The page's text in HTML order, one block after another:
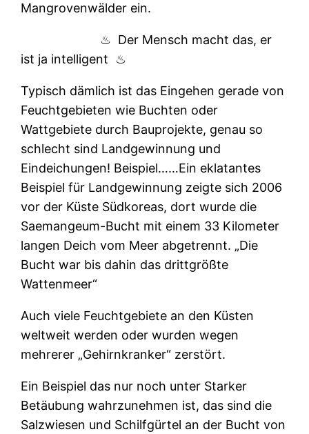
Mangrovenwälder ein.
♨ Der Mensch macht das, er
ist ja intelligent
♨
Typisch dämlich ist das Eingehen gerade von
Feuchtgebieten wie Buchten oder
Wattgebiete durch Bauprojekte, genau so
schlecht sind Landgewinnung und
Eindeichungen! Beispiel……Ein eklatantes
Beispiel für Landgewinnung zeigte sich 2006
vor der Küste Südkoreas, dort wurde die
Saemangeum-Bucht mit einem 33 Kilometer
langen Deich vom Meer abgetrennt. „Die
Bucht war bis dahin das drittgrößte
Wattenmeer“
Auch viele Feuchtgebiete an den Küsten
weltweit werden oder wurden wegen
mehrerer „Gehirnkranker“ zerstört.
Ein Beispiel das nur noch unter Starker
Betäubung wahrzunehmen ist, das sind die
Salzwiesen und Schilfgürtel an der Bucht von